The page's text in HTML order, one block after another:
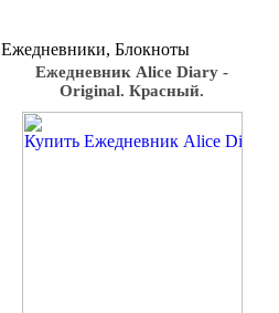
Ежедневники, Блокноты
Ежедневник Alice Diary -
Original. Красный.